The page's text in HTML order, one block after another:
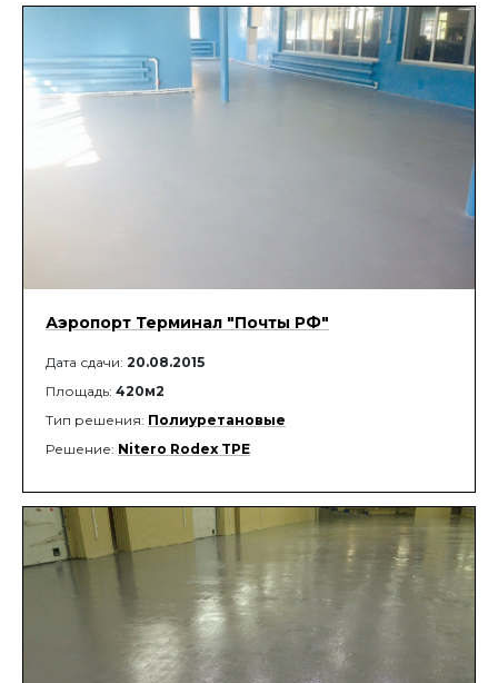
Аэропорт Терминал "Почты РФ"
Дата сдачи: 20.08.2015
Площадь: 420м2
Тип решения: Полиуретановые
Решение: Nitero Rodex TPE